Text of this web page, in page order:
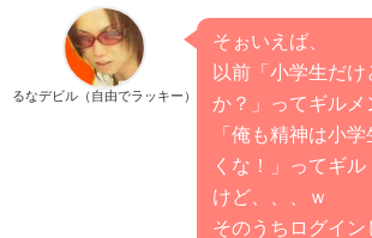
るなデビル（自由でラッキー）
そぉいえば、
以前「小学生だ
か？」ってギルメ
「俺も精神は小学
くな！」ってギ
けど、、、ｗ
そのうちログイン